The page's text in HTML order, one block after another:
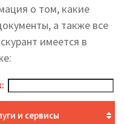
о том, какие
а также все
имеется в
и сервисы